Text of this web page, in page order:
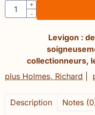
Quantité
+
-
Levigon :
collectionneurs,
plus Holmes, Richard
Description Notes